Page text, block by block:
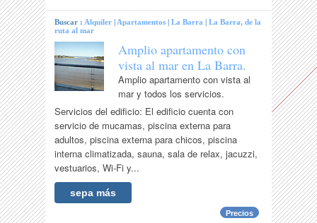
Buscar :Alquiler |Apartamentos |La Barra |La Barra, de la
ruta al mar
Amplio apartamento con
vista al mar en La Barra.
Amplio apartamento con vista al
mar y todos los servicios.
Servicios del edificio: El edificio cuenta con
servicio de mucamas, piscina externa para
adultos, piscina externa para chicos, piscina
interna climatizada, sauna, sala de relax, jacuzzi,
vestuarios, Wi-Fi y...
sepa más
Precios